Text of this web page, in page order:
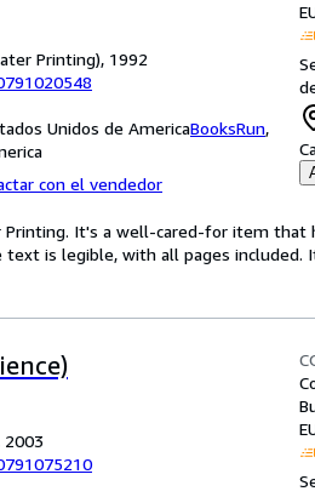
Printing), 1992
Unidos de AmericaBooksRun,
con el vendedor
Printing. It's a well-cared-for item
is legible, with all pages included.
2003